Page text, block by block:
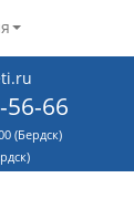
56-66
(Бердск)